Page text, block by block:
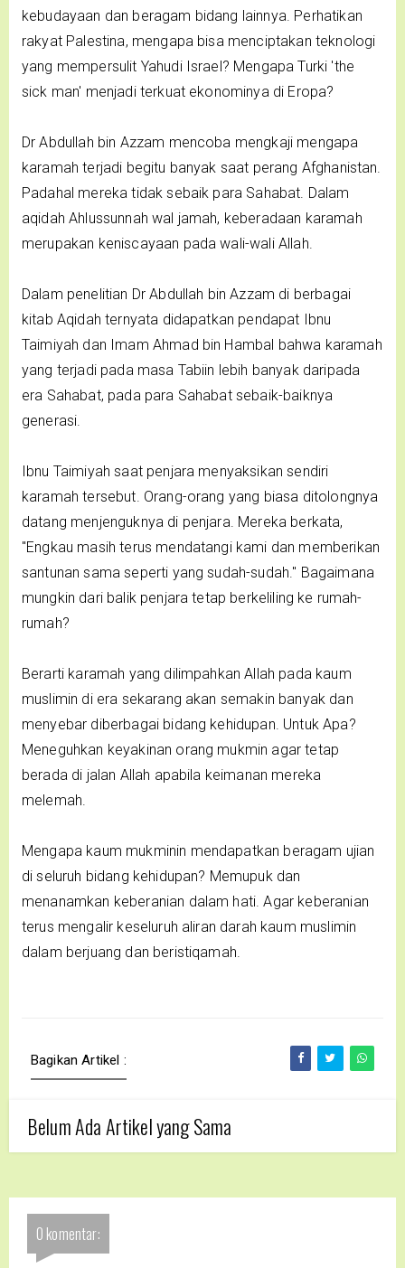
kebudayaan dan beragam bidang lainnya. Perhatikan
rakyat Palestina, mengapa bisa menciptakan teknologi
yang mempersulit Yahudi Israel? Mengapa Turki 'the
sick man' menjadi terkuat ekonominya di Eropa?
Dr Abdullah bin Azzam mencoba mengkaji mengapa
karamah terjadi begitu banyak saat perang Afghanistan.
Padahal mereka tidak sebaik para Sahabat. Dalam
aqidah Ahlussunnah wal jamah, keberadaan karamah
merupakan keniscayaan pada wali-wali Allah.
Dalam penelitian Dr Abdullah bin Azzam di berbagai
kitab Aqidah ternyata didapatkan pendapat Ibnu
Taimiyah dan Imam Ahmad bin Hambal bahwa karamah
yang terjadi pada masa Tabiin lebih banyak daripada
era Sahabat, pada para Sahabat sebaik-baiknya
generasi.
Ibnu Taimiyah saat penjara menyaksikan sendiri
karamah tersebut. Orang-orang yang biasa ditolongnya
datang menjenguknya di penjara. Mereka berkata,
"Engkau masih terus mendatangi kami dan memberikan
santunan sama seperti yang sudah-sudah." Bagaimana
mungkin dari balik penjara tetap berkeliling ke rumah-
rumah?
Berarti karamah yang dilimpahkan Allah pada kaum
muslimin di era sekarang akan semakin banyak dan
menyebar diberbagai bidang kehidupan. Untuk Apa?
Meneguhkan keyakinan orang mukmin agar tetap
berada di jalan Allah apabila keimanan mereka
melemah.
Mengapa kaum mukminin mendapatkan beragam ujian
di seluruh bidang kehidupan? Memupuk dan
menanamkan keberanian dalam hati. Agar keberanian
terus mengalir keseluruh aliran darah kaum muslimin
dalam berjuang dan beristiqamah.
Bagikan Artikel :
Belum Ada Artikel yang Sama
0 komentar: